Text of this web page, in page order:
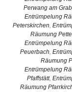
Perwang am
Entrümpelung
Peterskirchen,
Räumung
Entrümpelung
Peuerbach,
Räumung
Entrümpelung
Pfaffstätt,
Räumung